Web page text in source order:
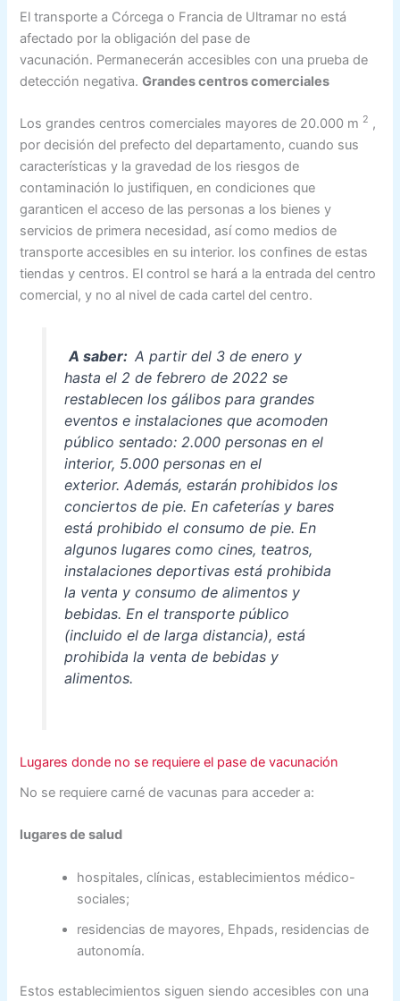
El transporte a Córcega o Francia de Ultramar no está
afectado por la obligación del pase de
vacunación. Permanecerán accesibles con una prueba de
detección negativa.Grandes centros comerciales
Los grandes centros comerciales mayores de 20.000 m 2 ,
por decisión del prefecto del departamento, cuando sus
características y la gravedad de los riesgos de
contaminación lo justifiquen, en condiciones que
garanticen el acceso de las personas a los bienes y
servicios de primera necesidad, así como medios de
transporte accesibles en su interior. los confines de estas
tiendas y centros. El control se hará a la entrada del centro
comercial, y no al nivel de cada cartel del centro.
A saber: A partir del 3 de enero y
hasta el 2 de febrero de 2022 se
restablecen los gálibos para grandes
eventos e instalaciones que acomoden
público sentado: 2.000 personas en el
interior, 5.000 personas en el
exterior. Además, estarán prohibidos los
conciertos de pie. En cafeterías y bares
está prohibido el consumo de pie. En
algunos lugares como cines, teatros,
instalaciones deportivas está prohibida
la venta y consumo de alimentos y
bebidas. En el transporte público
(incluido el de larga distancia), está
prohibida la venta de bebidas y
alimentos.
Lugares donde no se requiere el pase de vacunación
No se requiere carné de vacunas para acceder a:
lugares de salud
hospitales, clínicas, establecimientos médico-
sociales;
residencias de mayores, Ehpads, residencias de
autonomía.
Estos establecimientos siguen siendo accesibles con una